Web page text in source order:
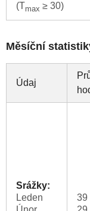
(Tmax ≥ 30)
Měsíční
Údaj
Srážky:
Leden
39